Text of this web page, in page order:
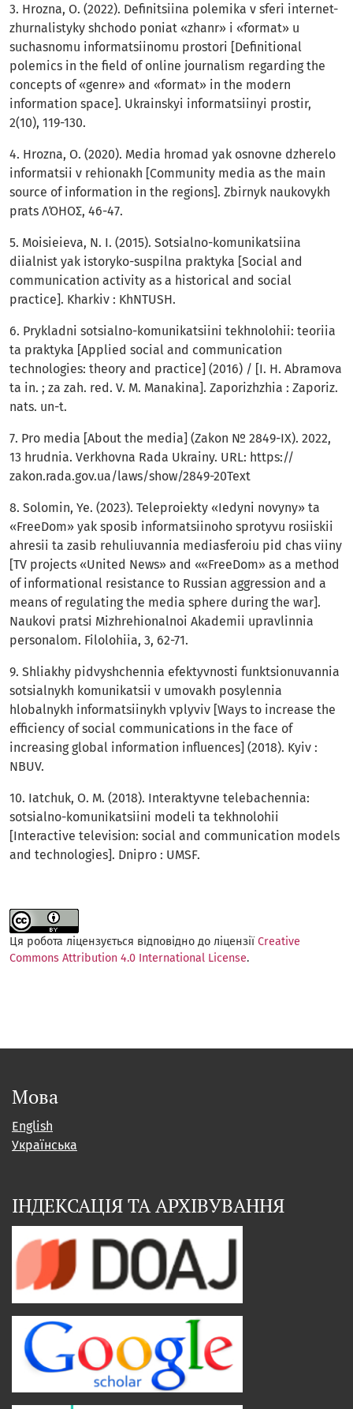
3. Hrozna, O. (2022). Definitsiina polemika v sferi internet-
zhurnalistyky shchodo poniat «zhanr» i «format» u
suchasnomu informatsiinomu prostori [Definitional
polemics in the field of online journalism regarding the
concepts of «genre» and «format» in the modern
information space]. Ukrainskyi informatsiinyi prostir,
2(10), 119-130.
4. Hrozna, O. (2020). Media hromad yak osnovne dzherelo
informatsii v rehionakh [Community media as the main
source of information in the regions]. Zbirnyk naukovykh
prats ΛΌHOΣ, 46-47.
5. Moisieieva, N. I. (2015). Sotsialno-komunikatsiina
diialnist yak istoryko-suspilna praktyka [Social and
communication activity as a historical and social
practice]. Kharkiv : KhNTUSH.
6. Prykladni sotsialno-komunikatsiini tekhnolohii: teoriia
ta praktyka [Applied social and communication
technologies: theory and practice] (2016) / [I. H. Abramova
ta in. ; za zah. red. V. M. Manakina]. Zaporizhzhia : Zaporiz.
nats. un-t.
7. Pro media [About the media] (Zakon № 2849-IX). 2022,
13 hrudnia. Verkhovna Rada Ukrainy. URL: https://
zakon.rada.gov.ua/laws/show/2849-20Text
8. Solomin, Ye. (2023). Teleproiekty «Iedyni novyny» ta
«FreeDom» yak sposib informatsiinoho sprotyvu rosiiskii
ahresii ta zasib rehuliuvannia mediasferoiu pid chas viiny
[TV projects «United News» and ««FreeDom» as a method
of informational resistance to Russian aggression and a
means of regulating the media sphere during the war].
Naukovi pratsi Mizhrehionalnoi Akademii upravlinnia
personalom. Filolohiia, 3, 62-71.
9. Shliakhy pidvyshchennia efektyvnosti funktsionuvannia
sotsialnykh komunikatsii v umovakh posylennia
hlobalnykh informatsiinykh vplyviv [Ways to increase the
efficiency of social communications in the face of
increasing global information influences] (2018). Kyiv :
NBUV.
10. Iatchuk, O. M. (2018). Interaktyvne telebachennia:
sotsialno-komunikatsiini modeli ta tekhnolohii
[Interactive television: social and communication models
and technologies]. Dnipro : UMSF.
Ця робота ліцензується відповідно до ліцензіїCreative
Commons Attribution 4.0 International License.
Мова
English
Українська
ІНДЕКСАЦІЯ ТА АРХІВУВАННЯ